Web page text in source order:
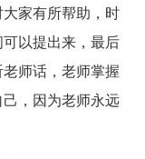
家有所帮助，时
以提出来，最后
师话，老师掌握
，因为老师永远